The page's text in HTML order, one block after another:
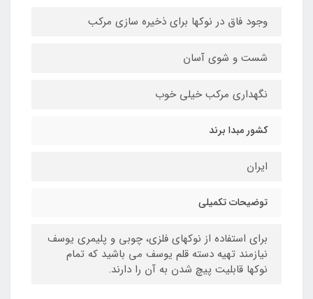
وجود فاق در نوکها برای ذخیره سازی مرکب
شست و شوی آسان
نگهداری مرکب خیلی خوب
کشور مبدا برند
ایران
توضیحات تکمیلی
برای استفاده از نوکهای فلزی، چوبی و پلیمری یوسف
نیازمند تهیه دسته قلم یوسف می باشید که تمام
نوکها قابلیت پیچ شدن به آن را دارند.